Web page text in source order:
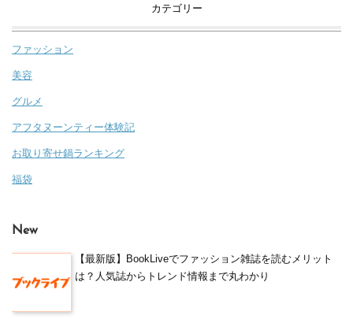
カテゴリー
ファッション
美容
グルメ
アフタヌーンティー体験記
お取り寄せ鍋ランキング
福袋
New
【最新版】BookLiveでファッション雑誌を読むメリット
は？人気誌からトレンド情報まで丸わかり